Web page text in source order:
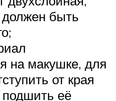
быть
на макушке, для
от края
её